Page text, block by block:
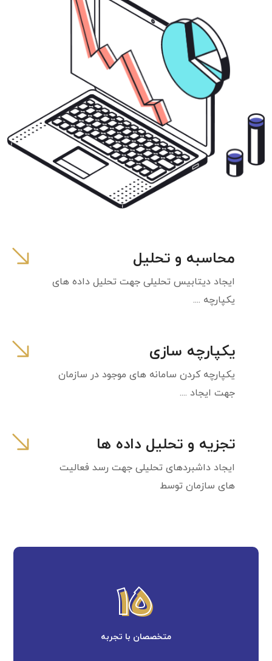
محاسبه و تحلیل
ایجاد دیتابیس تحلیلی جهت تحلیل داده های
یکپارچه ....
یکپارچه سازی
یکپارچه کردن سامانه های موجود در سازمان
جهت ایجاد ....
تجزیه و تحلیل داده ها
ایجاد داشبردهای تحلیلی جهت رسد فعالیت
های سازمان توسط
15
15
متخصصان با تجربه